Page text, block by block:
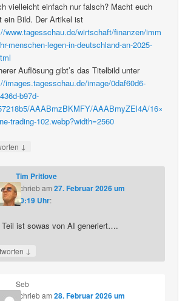
vielleicht einfach nur falsch? Macht euch
ein Bild. Der Artikel ist
www.tagesschau.de/wirtschaft/finanzen/imm
menschen-legen-in-deutschland-an-2025-
Auflösung gibt’s das Titelbild unter
images.tagesschau.de/image/0daf60d6-
b97d-
AAABmzBKMFY/AAABmyZEl4A/16×
trading-102.webp?width=2560
↓
Tim Pritlove
schriebam 27. Februar 2026 um
20:19 Uhr:
Teil ist sowas von AI generiert….
↓
Seb
schriebam 28. Februar 2026 um